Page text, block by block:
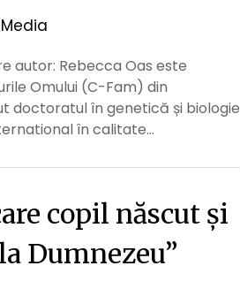
autor: Rebecca Oas este
Omului (C-Fam) din
doctoratul în genetică și biologie
în calitate…
copil născut și
Dumnezeu”